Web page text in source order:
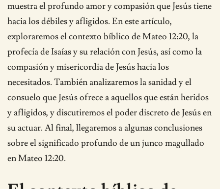
muestra el profundo amor y compasión que Jesús tiene
hacia los débiles y afligidos. En este artículo,
exploraremos el contexto bíblico de Mateo 12:20, la
profecía de Isaías y su relación con Jesús, así como la
compasión y misericordia de Jesús hacia los
necesitados. También analizaremos la sanidad y el
consuelo que Jesús ofrece a aquellos que están heridos
y afligidos, y discutiremos el poder discreto de Jesús en
su actuar. Al final, llegaremos a algunas conclusiones
sobre el significado profundo de un junco magullado
en Mateo 12:20.